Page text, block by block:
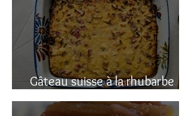
Gâteau suisse à la rhubarbe
(avec polenta)